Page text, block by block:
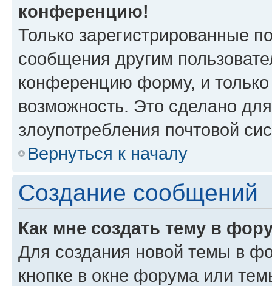
конференцию!
Только зарегистрированные
сообщения другим
конференцию форму, и
возможность. Это сделано
злоупотребления почтовой
Вернуться к началу
Создание сообщений
Как мне создать тему в
Для создания новой темы в
кнопке в окне форума или